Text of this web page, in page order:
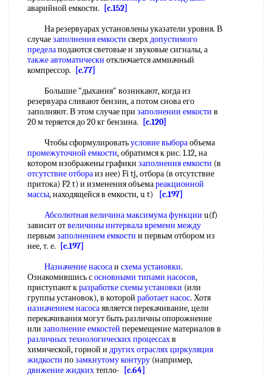
аварийной емкости.
[c.152]
На резервуарах установлены указатели уровня. В
случаезаполнения емкости сверхдопустимого
пределаподаются световые и звуковые сигналы, а
также автоматически отключается аммиачный
компрессор.
[c.77]
Большие "дыхания" возникают, когда из
резервуара сливают бензин, а потом снова его
заполняют. В этом случае при заполнении емкости в
20 м теряется до 20 кг бензина.
[c.120]
Чтобы сформулироватьусловие выбораобъема
промежуточной емкости, обратимся к рис. 1.12, на
котором изображены графики заполнения емкости (в
отсутствие отбораиз нее) Fi tj, отбора (в отсутствие
притока) F2 t) и изменения объемареакционной
массы, находящейся в емкости, u t)
[c.197]
Абсолютная величинамаксимума функции u(f)
зависит отвеличины интервалавремени между
первымзаполнением емкости и первым отбором из
нее, т. е.
[c.197]
Назначение насосаи схема установки.
Ознакомившись сосновными типами насосов,
приступают кразработке схемы установки (или
группы установок), в которой работает насос. Хотя
назначением насосаявляется перекачивание, цели
перекачивания могут быть различны опорожнение
или заполнение емкостей перемещение материалов в
различных технологических процессахв
химической, горной и других отрасляхциркуляция
жидкости позамкнутому контуру (например,
движение жидкихтепло-
[c.64]